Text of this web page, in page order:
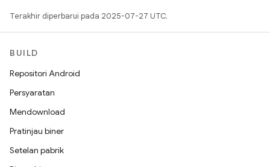
Terakhir diperbarui pada 2025-07-27 UTC.
BUILD
Repositori Android
Persyaratan
Mendownload
Pratinjau biner
Setelan pabrik